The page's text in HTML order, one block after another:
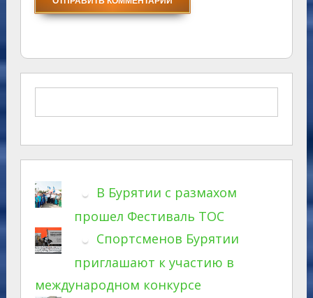
В Бурятии с размахом
прошел Фестиваль ТОС
Спортсменов Бурятии
приглашают к участию в
международном конкурсе